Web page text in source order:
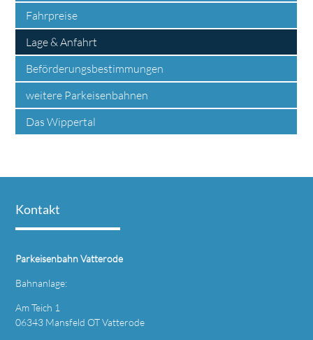
Fahrpreise
Lage & Anfahrt
Beförderungsbestimmungen
weitere Parkeisenbahnen
Das Wippertal
Kontakt
Parkeisenbahn Vatterode
Bahnanlage:
Am Teich 1
06343 Mansfeld OT Vatterode